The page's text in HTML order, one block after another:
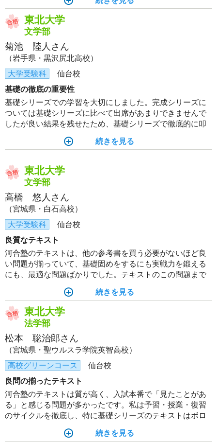
最後の授業で激励をいただき、それを燃料にして頑張るこ
とができました。
東北大学
文学部
菊池 陸人さん
（岩手県・黒沢尻北高校）
大学受験科
仙台校
基礎の徹底の重要性
基礎シリーズでの学習を大切にしました。完成シリーズに
ついては基礎シリーズに比べて出席があまりできませんで
したが良い結果を残せたため、基礎シリーズで徹底的に叩
続きを見る
東北大学
文学部
高橋 悠人さん
（宮城県・白石高校）
大学受験科
仙台校
良質なテキスト
河合塾のテキストは、他の参考書を買う必要がないほど良
い問題が揃っていて、基礎固めをするにも実戦力を鍛える
にも、最適な問題ばかりでした。テキストのこの問題まで
計画を立てやすく、自分の課題を見つけやすかったと感じ
ています。
続きを見る
東北大学
法学部
松本 聡治郎さん
（宮城県・聖ウルスラ学院英智高校）
高校グリーンコース
仙台校
良問の揃ったテキスト
河合塾のテキストは質が高く、入試本番で「見たことがあ
る」と感じる問題が多かったです。私は予習・授業・復習
のサイクルを徹底し、特に基礎シリーズのテキストはボロ
分のものにすることが、東北大合格への一番の近道だった
続きを見る